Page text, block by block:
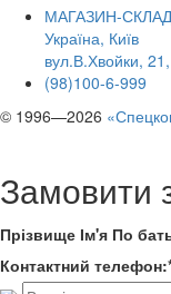
МАГАЗИН-
Україна, Київ
вул.В.Хвойки,
(98)100-6-999
© 1996—2026
Замовити
Прізвище Ім'я По
Контактний